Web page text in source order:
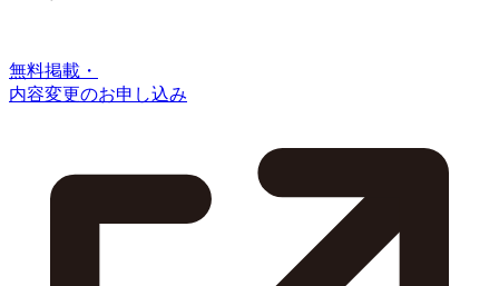
無料掲載・
内容変更のお申し込み